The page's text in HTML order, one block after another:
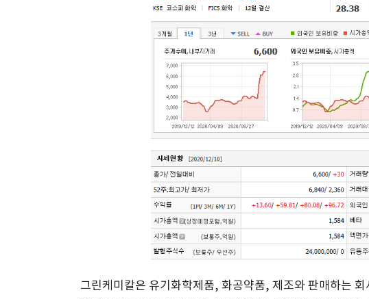
그린케미칼은 유기화학제품, 화공약품, 제조와 판매하는